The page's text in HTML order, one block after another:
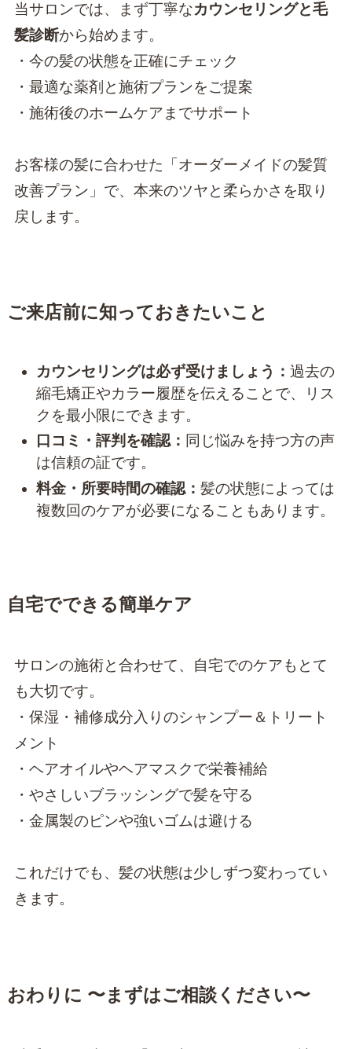
当サロンでは、まず丁寧なカウンセリングと毛
髪診断から始めます。
・今の髪の状態を正確にチェック
・最適な薬剤と施術プランをご提案
・施術後のホームケアまでサポート
お客様の髪に合わせた「オーダーメイドの髪質
改善プラン」で、本来のツヤと柔らかさを取り
戻します。
ご来店前に知っておきたいこと
カウンセリングは必ず受けましょう：過去の
縮毛矯正やカラー履歴を伝えることで、リス
クを最小限にできます。
口コミ・評判を確認： 同じ悩みを持つ方の声
は信頼の証です。
料金・所要時間の確認：髪の状態によっては
複数回のケアが必要になることもあります。
自宅でできる簡単ケア
サロンの施術と合わせて、自宅でのケアもとて
も大切です。
・保湿・補修成分入りのシャンプー＆トリート
メント
・ヘアオイルやヘアマスクで栄養補給
・やさしいブラッシングで髪を守る
・金属製のピンや強いゴムは避ける
これだけでも、髪の状態は少しずつ変わってい
きます。
おわりに 〜まずはご相談ください〜